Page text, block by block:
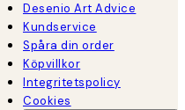
Desenio Art Advice
Kundservice
Spåra din order
Köpvillkor
Integritetspolicy
Cookies